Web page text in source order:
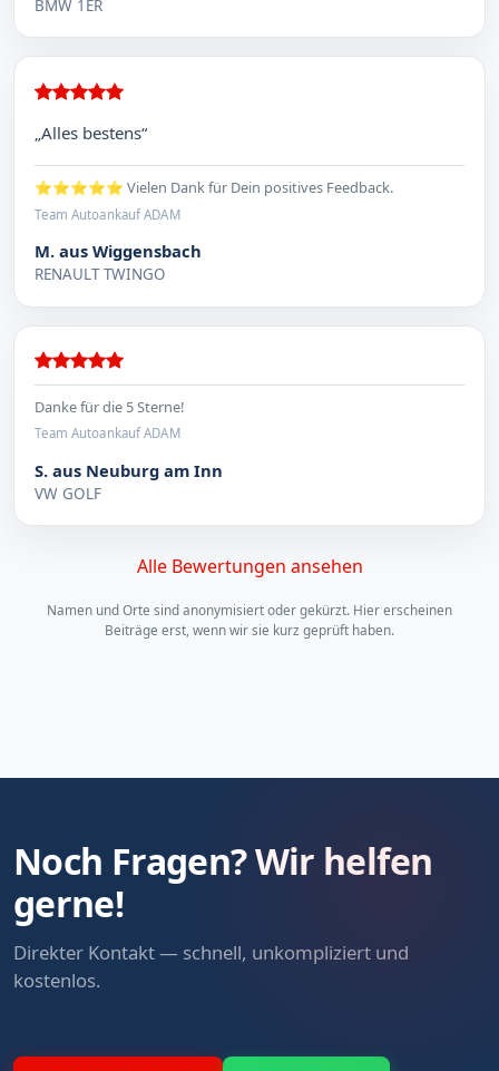
BMW 1ER
„Alles bestens“
⭐⭐⭐⭐⭐ Vielen Dank für Dein positives Feedback.
Team Autoankauf ADAM
M. aus Wiggensbach
RENAULT TWINGO
Danke für die 5 Sterne!
Team Autoankauf ADAM
S. aus Neuburg am Inn
VW GOLF
Alle Bewertungen ansehen
Namen und Orte sind anonymisiert oder gekürzt. Hier erscheinen
Beiträge erst, wenn wir sie kurz geprüft haben.
Noch Fragen? Wir helfen
gerne!
Direkter Kontakt — schnell, unkompliziert und
kostenlos.